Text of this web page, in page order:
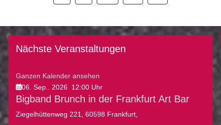
Nächste Veranstaltungen
Ganzen Kalender ansehen
06. Sep.. 2026 12:00 Uhr
Bigband Brunch in der Frankfurt Art Bar
Ziegelhüttenweg 221, 60598 Frankfurt,